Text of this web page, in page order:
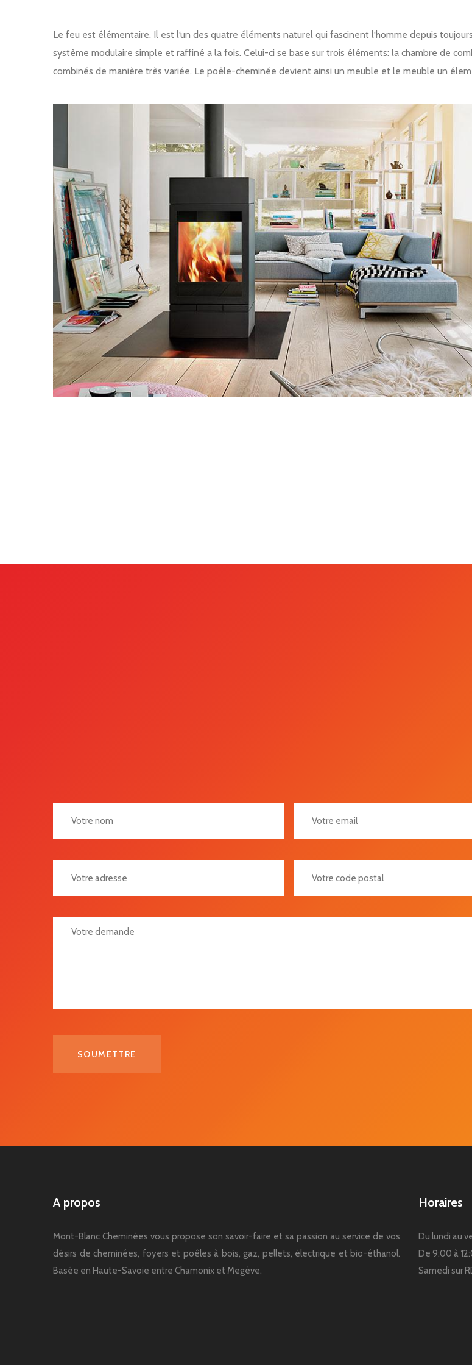
Le feu est élémentaire. Il est l‘un des quatre éléments naturel qui fascinent l‘homme depuis
système modulaire simple et raffiné a la fois. Celui-ci se base sur trois éléments: la chambre de
combinés de manière très variée. Le poêle-cheminée devient ainsi un meuble et le meuble un
Votre Demande
A propos
Mont-Blanc Cheminées vous propose son savoir-faire et sa passion au service de vos
désirs de cheminées, foyers et poêles à bois, gaz, pellets, électrique et bio-éthanol.
Basée en Haute-Savoie entre Chamonix et Megève.
Horaires
Du lundi au
De 9:00 à
Samedi sur